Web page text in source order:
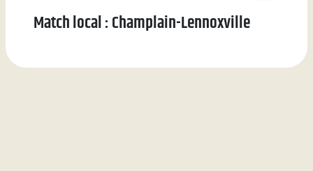
Match local : Champlain-Lennoxville